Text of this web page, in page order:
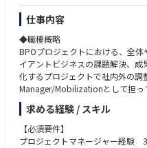
仕事内容
◆職種概略
BPOプロジェクトにおける、全
イアントビジネスの課題解決、
化するプロジェクトで社内外の
Manager/Mobilizationとして担っ
◆具体的な仕事内容
【Consultant 】
・インテリジェント且つ高度なオ
求める経験 / スキル
【必須要件】
プロジェクトマネージャー経験